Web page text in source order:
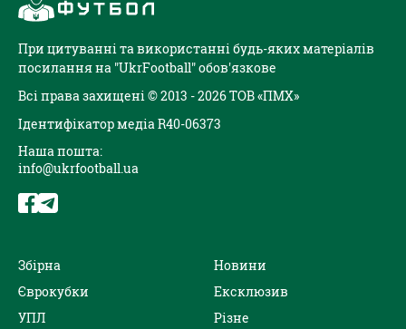
При цитуванні та використанні будь-яких матеріалів
посилання на "UkrFootball" обов'язкове
Всі права захищені © 2013 - 2026 ТОВ «ПМХ»
Ідентифікатор медіа R40-06373
Наша пошта:
info@ukrfootball.ua
Збірна
Єврокубки
УПЛ
Новини
Ексклюзив
Різне